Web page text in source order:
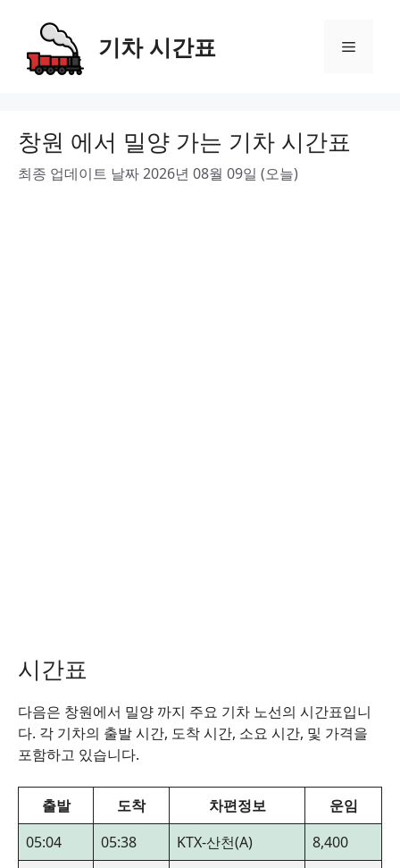
content
기차 시간표 Menu
창원 에서 밀양 가는 기차 시간표
최종 업데이트 날짜 2026년 08월 09일 (오늘)
시간표
다음은 창원에서 밀양 까지 주요 기차 노선의 시간표입니
다. 각 기차의 출발 시간, 도착 시간, 소요 시간, 및 가격을
포함하고 있습니다.
출발 도착 차편정보
운임
05:04
05:38 KTX-산천(A)
8,400